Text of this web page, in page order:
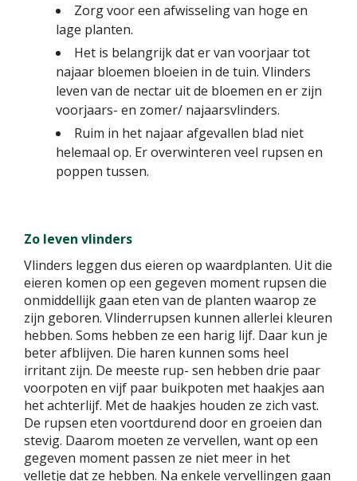
Zorg voor een afwisseling van hoge en
lage planten.
Het is belangrijk dat er van voorjaar tot
najaar bloemen bloeien in de tuin. Vlinders
leven van de nectar uit de bloemen en er zijn
voorjaars- en zomer/ najaarsvlinders.
Ruim in het najaar afgevallen blad niet
helemaal op. Er overwinteren veel rupsen en
poppen tussen.
Zo leven vlinders
Vlinders leggen dus eieren op waardplanten. Uit die
eieren komen op een gegeven moment rupsen die
onmiddellijk gaan eten van de planten waarop ze
zijn geboren. Vlinderrupsen kunnen allerlei kleuren
hebben. Soms hebben ze een harig lijf. Daar kun je
beter afblijven. Die haren kunnen soms heel
irritant zijn. De meeste rup- sen hebben drie paar
voorpoten en vijf paar buikpoten met haakjes aan
het achterlijf. Met de haakjes houden ze zich vast.
De rupsen eten voortdurend door en groeien dan
stevig. Daarom moeten ze vervellen, want op een
gegeven moment passen ze niet meer in het
velletje dat ze hebben. Na enkele vervellingen gaan